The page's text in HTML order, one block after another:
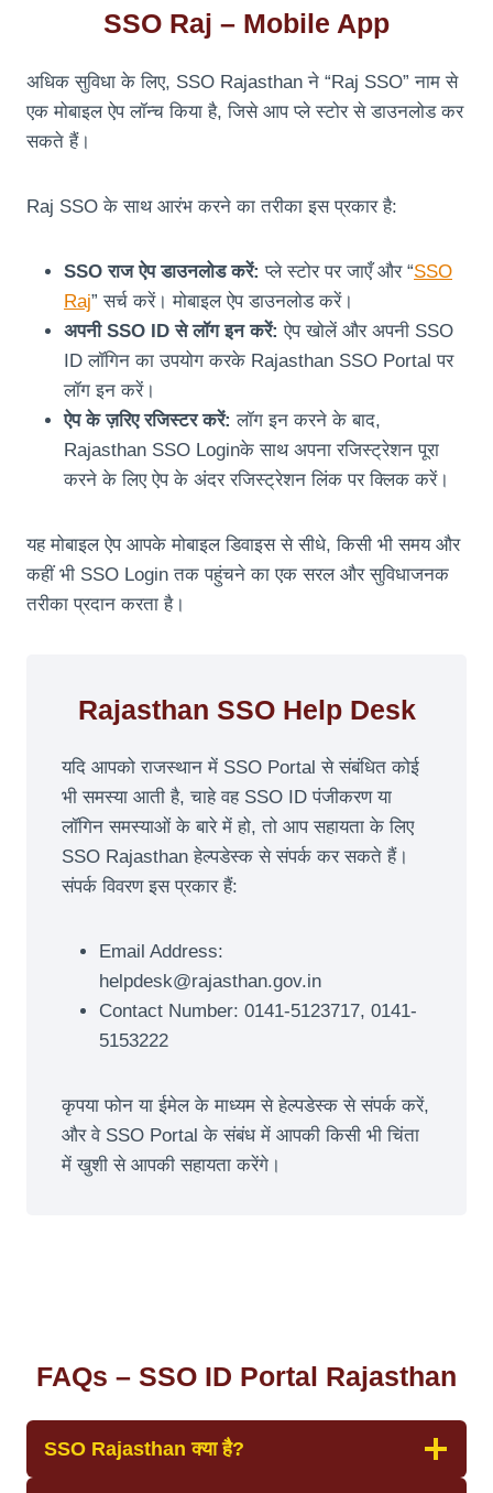
SSO Raj – Mobile App
अधिक सुविधा के लिए, SSO Rajasthan ने “Raj SSO” नाम से
एक मोबाइल ऐप लॉन्च किया है, जिसे आप प्ले स्टोर से डाउनलोड कर
सकते हैं।
Raj SSO के साथ आरंभ करने का तरीका इस प्रकार है:
SSO राज ऐप डाउनलोड करें:प्ले स्टोर पर जाएँ और “SSO
Raj” सर्च करें। मोबाइल ऐप डाउनलोड करें।
अपनी SSO ID से लॉग इन करें:ऐप खोलें और अपनी SSO
ID लॉगिन का उपयोग करके Rajasthan SSO Portal पर
लॉग इन करें।
ऐप के ज़रिए रजिस्टर करें:लॉग इन करने के बाद,
Rajasthan SSO Loginके साथ अपना रजिस्ट्रेशन पूरा
करने के लिए ऐप के अंदर रजिस्ट्रेशन लिंक पर क्लिक करें।
यह मोबाइल ऐप आपके मोबाइल डिवाइस से सीधे, किसी भी समय और
कहीं भी SSO Login तक पहुंचने का एक सरल और सुविधाजनक
तरीका प्रदान करता है।
Rajasthan SSO Help Desk
यदि आपको राजस्थान में SSO Portal से संबंधित कोई
भी समस्या आती है, चाहे वह SSO ID पंजीकरण या
लॉगिन समस्याओं के बारे में हो, तो आप सहायता के लिए
SSO Rajasthan हेल्पडेस्क से संपर्क कर सकते हैं।
संपर्क विवरण इस प्रकार हैं:
Email Address:
helpdesk@rajasthan.gov.in
Contact Number: 0141-5123717, 0141-
5153222
कृपया फोन या ईमेल के माध्यम से हेल्पडेस्क से संपर्क करें,
और वे SSO Portal के संबंध में आपकी किसी भी चिंता
में खुशी से आपकी सहायता करेंगे।
FAQs – SSO ID Portal Rajasthan
SSO Rajasthan क्या है?